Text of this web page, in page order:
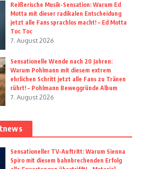
Reißerische Musik-Sensation: Warum Ed
Motta mit dieser radikalen Entscheidung
jetzt alle Fans sprachlos macht! – Ed Motta
Toc Toc
7. August 2026
Sensationelle Wende nach 20 Jahren:
Warum Pohlmann mit diesem extrem
ehrlichen Schritt jetzt alle Fans zu Tränen
rührt! – Pohlmann Beweggründe Album
7. August 2026
Sensationeller TV-Auftritt: Warum Sienna
Spiro mit diesem bahnbrechenden Erfolg